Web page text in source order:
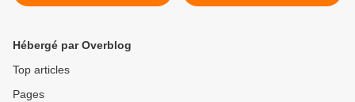
Hébergé par Overblog
Top articles
Pages